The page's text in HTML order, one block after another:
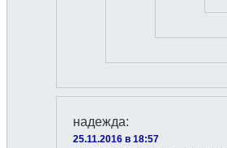
надежда:
25.11.2016 в 18:57